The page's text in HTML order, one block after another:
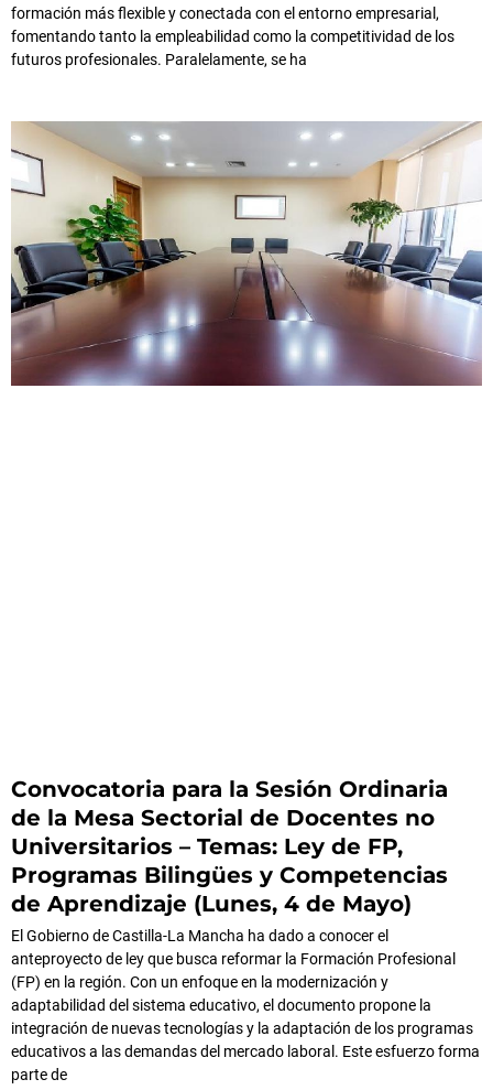
formación más flexible y conectada con el entorno empresarial,
fomentando tanto la empleabilidad como la competitividad de los
futuros profesionales. Paralelamente, se ha
Convocatoria para la Sesión Ordinaria
de la Mesa Sectorial de Docentes no
Universitarios – Temas: Ley de FP,
Programas Bilingües y Competencias
de Aprendizaje (Lunes, 4 de Mayo)
El Gobierno de Castilla-La Mancha ha dado a conocer el
anteproyecto de ley que busca reformar la Formación Profesional
(FP) en la región. Con un enfoque en la modernización y
adaptabilidad del sistema educativo, el documento propone la
integración de nuevas tecnologías y la adaptación de los programas
educativos a las demandas del mercado laboral. Este esfuerzo forma
parte de